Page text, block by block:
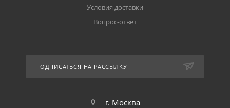
Условия доставки
Вопрос-ответ
ПОДПИСАТЬСЯ НА РАССЫЛКУ
г. Москва